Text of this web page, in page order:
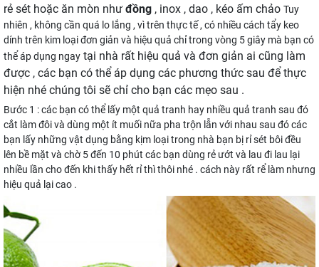
rẻ sét hoặc ăn mòn như đồng , inox , dao , kéo ấm chảo Tuy
nhiên , không cần quá lo lắng , vì trên thực tế , có nhiều cách tẩy keo
dính trên kim loại đơn giản và hiệu quả chỉ trong vòng 5 giây mà bạn có
thể áp dụng ngay tại nhà rất hiệu quả và đơn giản ai cũng làm
được , các bạn có thể áp dụng các phương thức sau để thực
hiện nhé chúng tôi sẽ chỉ cho bạn các mẹo sau .
Bước 1 : các bạn có thể lấy một quả tranh hay nhiều quả tranh sau đó
cắt làm đôi và dùng một ít muối nữa pha trộn lẫn với nhau sau đó các
bạn lấy những vật dụng bằng kịm loại trong nhà bạn bị rỉ sét bôi đều
lên bề mặt và chờ 5 đến 10 phút các bạn dùng rẻ ướt và lau đi lau lại
nhiều lần cho đến khi thấy hết rỉ thì thôi nhé . cách này rất rể làm nhưng
hiệu quả lại cao .